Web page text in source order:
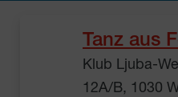
Tanz aus
Klub Ljuba-
12A/B, 1030